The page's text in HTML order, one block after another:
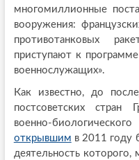
многомиллионные
вооружения:
противотанковых
приступают к
военнослужащих».
Как известно, до
постсоветских стран
военно-
открывшим в 2011 году
деятельность которого,